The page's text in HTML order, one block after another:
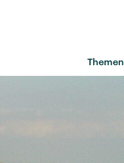
Themen